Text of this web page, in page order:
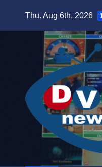
Thu. Aug 6th, 2026